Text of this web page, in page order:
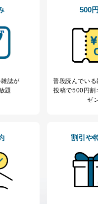
の定める事務を遂行することに対
事務の遂行に支障を及ぼすおそ
利用目的を実施するために守秘義
業務の一部として個人情報の取
個人情報を開示することがあり
先企業は具体的には以下のよう
出版社、出版物発売元、卸売会
などの梱包・配送・配達会社
人情報の「開示」「訂正」等の
誌が
題
500
普段読んでい
投稿で500円割
ゼ
割引や